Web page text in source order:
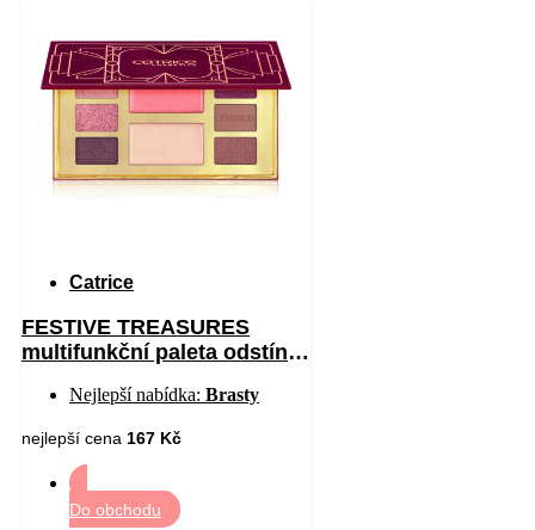
Catrice
FESTIVE TREASURES
multifunkční paleta odstín
Nejlepší nabídka: Brasty
nejlepší cena 167 Kč
Do obchodu